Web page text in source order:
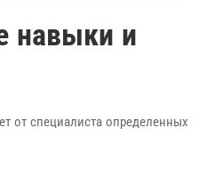
навыки и
от специалиста определенных